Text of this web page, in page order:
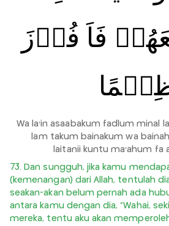
فَاَ فُوۡزَ
Wa la'in asaabakum fadlum minal
lam takum bainakum wa
laitanii kuntu ma'ahum fa
73. Dan sungguh, jika kamu
(kemenangan) dari Allah, tentulah
seakan-akan belum pernah ada
antara kamu dengan dia, “Wahai,
mereka, tentu aku akan